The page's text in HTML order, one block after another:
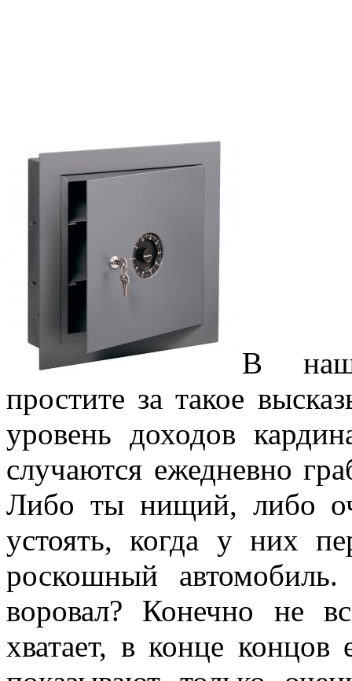
В
простите за такое
уровень доходов
случаются ежедневно
Либо ты нищий, либо
устоять, когда у них
роскошный
воровал? Конечно не
хватает, в конце концов